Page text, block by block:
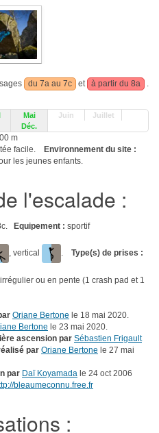
du 7a au 7c et à partir du 8a
.
Mai Juin
Juillet
Déc.
m
facile.
Environnement du site :
les jeunes enfants.
l'escalade :
Equipement : sportif
, vertical . Type(s) de prises :
ou en pente (1 crash pad et 1
Oriane Bertone le 18 mai 2020.
Bertone le 23 mai 2020.
ascension par Sébastien Frigault
par Oriane Bertone le 27 mai
par Daï Koyamada le 24 oct 2006
bleaumeconnu.free.fr
: